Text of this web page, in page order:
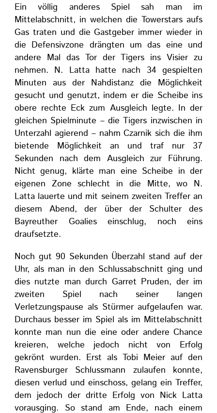
Ein völlig anderes Spiel sah man im
Mittelabschnitt, in welchen die Towerstars aufs
Gas traten und die Gastgeber immer wieder in
die Defensivzone drängten um das eine und
andere Mal das Tor der Tigers ins Visier zu
nehmen. N. Latta hatte nach 34 gespielten
Minuten aus der Nahdistanz die Möglichkeit
gesucht und genutzt, indem er die Scheibe ins
obere rechte Eck zum Ausgleich legte. In der
gleichen Spielminute – die Tigers inzwischen in
Unterzahl agierend – nahm Czarnik sich die ihm
bietende Möglichkeit an und traf nur 37
Sekunden nach dem Ausgleich zur Führung.
Nicht genug, klärte man eine Scheibe in der
eigenen Zone schlecht in die Mitte, wo N.
Latta lauerte und mit seinem zweiten Treffer an
diesem Abend, der über der Schulter des
Bayreuther Goalies einschlug, noch eins
draufsetzte.
Noch gut 90 Sekunden Überzahl stand auf der
Uhr, als man in den Schlussabschnitt ging und
dies nutzte man durch Garret Pruden, der im
zweiten Spiel nach seiner langen
Verletzungspause als Stürmer aufgelaufen war.
Durchaus besser im Spiel als im Mittelabschnitt
konnte man nun die eine oder andere Chance
kreieren, welche jedoch nicht von Erfolg
gekrönt wurden. Erst als Tobi Meier auf den
Ravensburger Schlussmann zulaufen konnte,
diesen verlud und einschoss, gelang ein Treffer,
dem jedoch der dritte Erfolg von Nick Latta
vorausging. So stand am Ende, nach einem